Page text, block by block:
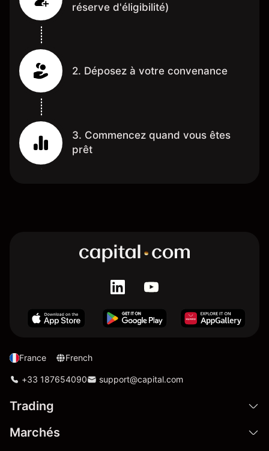
réserve d'éligibilité)
2. Déposez à votre convenance
3. Commencez quand vous êtes
prêt
France French
+33 187654090 support@capital.com
Trading
Marchés